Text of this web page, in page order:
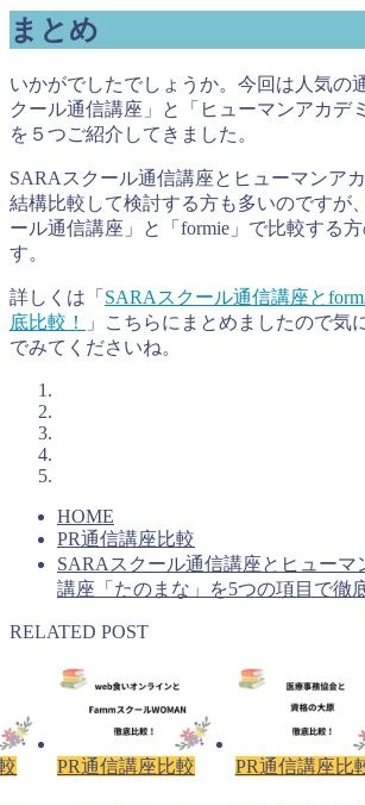
まとめ
いかがでしたでしょうか。今回は人気の
クール通信講座」と「ヒューマンアカデ
を５つご紹介してきました。
SARAスクール通信講座とヒューマンア
結構比較して検討する方も多いのですが
ール通信講座」と「formie」で比較する
す。
詳しくは「 SARAスクール通信講座と
底比較！
」こちらにまとめましたので気
でみてくださいね。
HOME
PR通信講座比較
SARAスクール通信講座とヒューマ
講座「たのまな」を5つの項目で徹
RELATED POST
PR通信講座比較 PR通信講座比